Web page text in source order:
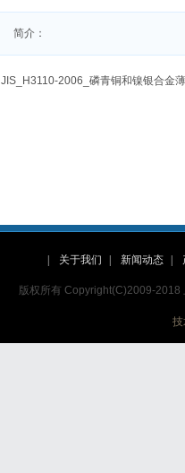
简介：
JIS_H3110-2006_磷青铜和镍银合金
关于我们 新闻动态
版权所有 Copyright(C)2009-